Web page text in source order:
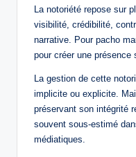
La notoriété repose sur
visibilité, crédibilité,
narrative. Pour pacho
pour créer une présence
La gestion de cette
implicite ou explicite.
préservant son intégrité
souvent sous-estimé
médiatiques.